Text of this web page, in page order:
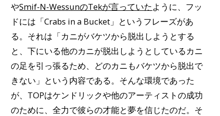
やSmif-N-WessunのTekが言っていたように、フッ
ドには「Crabs in a Bucket」というフレーズがあ
る。それは「カニがバケツから脱出しようとする
と、下にいる他のカニが脱出しようとしているカニ
の足を引っ張るため、どのカニもバケツから脱出で
きない」という内容である。そんな環境であった
が、TOPはケンドリックや他のアーティストの成功
のために、全力で彼らの才能と夢を信じたのだ。そ